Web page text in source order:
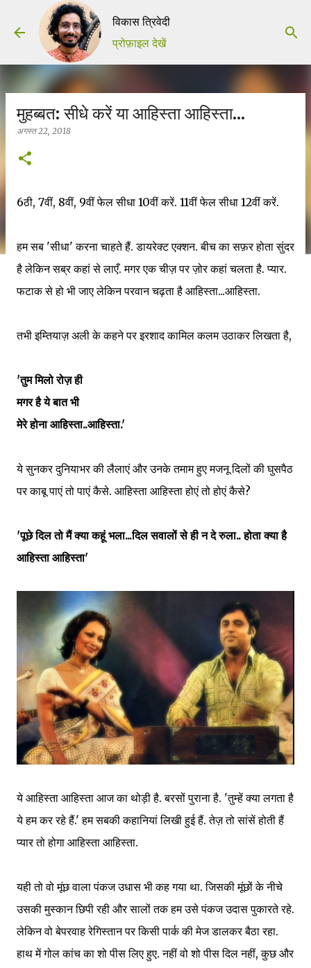
सीधे मुख्य सामग्री पर जाएं
विकास त्रिवेदी
प्रोफ़ाइल देखें
मुहब्बत: सीधे करें या आहिस्ता आहिस्ता...
अगस्त 22, 2018
6ठी, 7वीं, 8वीं, 9वीं फेल सीधा 10वीं करें. 11वीं फेल सीधा 12वीं करें.
हम सब 'सीधा' करना चाहते हैं. डायरेक्ट एक्शन. बीच का सफ़र होता सुंदर
है लेकिन सब्र कहां से लाएँ. मगर एक चीज़ पर ज़ोर कहां चलता है. प्यार.
फटाक से हो भी जाए लेकिन परवान चढ़ता है आहिस्ता...आहिस्ता.
तभी इम्तियाज़ अली के कहने पर इरशाद कामिल कलम उठाकर लिखता है,
'तुम मिलो रोज़ ही
मगर है ये बात भी
मेरे होना आहिस्ता..आहिस्ता.'
ये सुनकर दुनियाभर की लैलाएं और उनके तमाम हुए मजनू दिलों की घुसपैठ
पर काबू पाएं तो पाएं कैसे. आहिस्ता आहिस्ता होएं तो होएं कैसे?
'पूछे दिल तो मैं क्या कहूं भला...दिल सवालों से ही न दे रुला.. होता क्या है
आहिस्ता आहिस्ता'
ये आहिस्ता आहिस्ता आज का थोड़ी है. बरसों पुराना है. 'तुम्हें क्या लगता है
ये हम कर रहे हैं.' हम सबकी कहानियां लिखी हुई हैं. तेज़ तो सांसें होती हैं
प्यार तो होगा आहिस्ता आहिस्ता.
यही तो वो मूंछ वाला पंकज उधास भी कह गया था. जिसकी मूंछों के नीचे
उसकी मुस्कान छिपी रही और सालों तक हम उसे पंकज उदास पुकारते रहे.
लेकिन वो बेपरवाह रेगिस्तान पर किसी पार्क की मेज डालकर बैठा रहा.
हाथ में गोल कांच का शो पीस लिए हुए. नहीं वो शो पीस दिल नहीं, कुछ और